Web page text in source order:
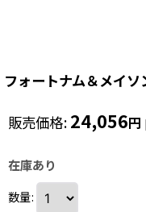
フォートナム＆メイ
販売価格: 24,056円
在庫あり
数量: